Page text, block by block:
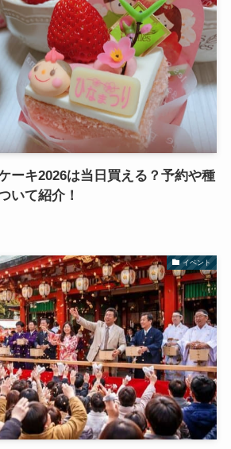
ーキ2026は当日買える？予約や種
いて紹介！
イベント